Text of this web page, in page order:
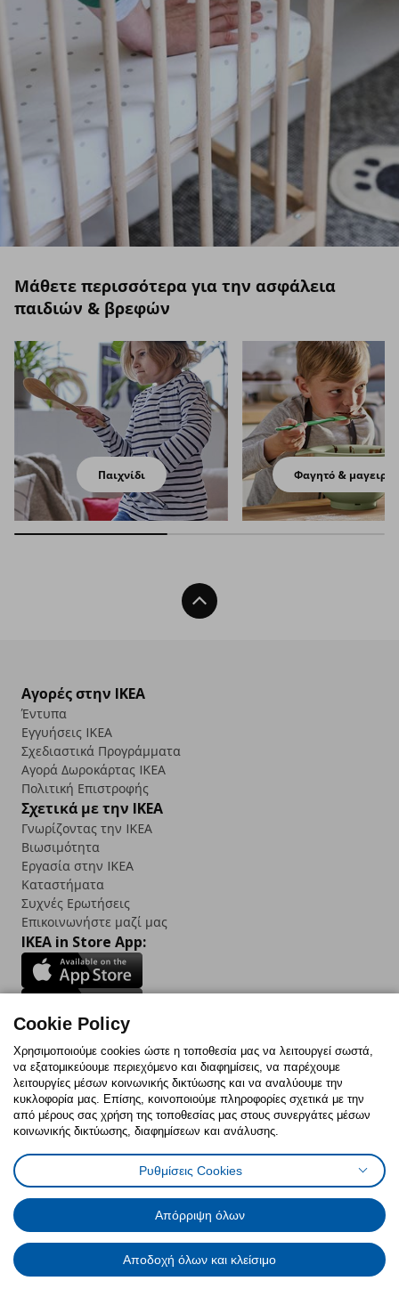
Μάθετε περισσότερα για την ασφάλεια
παιδιών & βρεφών
Παιχνίδι Φαγητό &
Back To Top
Αγορές στην IKEA
Έντυπα
Εγγυήσεις IKEA
Σχεδιαστικά Προγράμματα
Αγορά Δωρoκάρτας IKEA
Πολιτική Επιστροφής
Σχετικά με την IKEA
Γνωρίζοντας την IKEA
Βιωσιμότητα
Εργασία στην IKEA
Καταστήματα
Συχνές Ερωτήσεις
Επικοινωνήστε μαζί μας
IKEA in Store App:
Follow us:
FacebookInstagram
TikTokYoutubePinterestTwitter
Πολιτική CookiesΔήλωση ψηφιακής προσβασιμότητας
Έντυπο Επιστροφής / ΑκύρωσηςΡυθμίσεις cookiesΌροι Χρήσης
Γενική Πολιτική Προσωπικών Δεδομένων
Πολιτική Προσωπικών Δεδομένων για IKEA.com.cy
© Inter-IKEA Systems B.V. 1999 - 2025
Cookie Policy
Χρησιμοποιούμε cookies ώστε η τοποθεσία μας να λειτουργεί σωστά,
να εξατομικεύουμε περιεχόμενο και διαφημίσεις, να παρέχουμε
λειτουργίες μέσων κοινωνικής δικτύωσης και να αναλύουμε την
κυκλοφορία μας. Επίσης, κοινοποιούμε πληροφορίες σχετικά με την
από μέρους σας χρήση της τοποθεσίας μας στους συνεργάτες μέσων
κοινωνικής δικτύωσης, διαφημίσεων και ανάλυσης.
Ρυθμίσεις Cookies
Απόρριψη όλων
Αποδοχή όλων και κλείσιμο